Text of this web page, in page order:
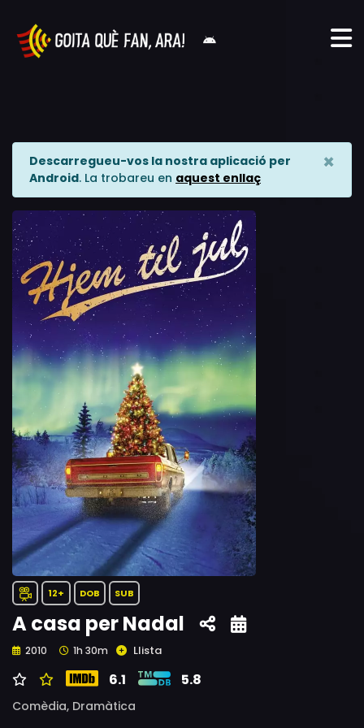
Descarregueu-vos la nostra aplicació per
Android. La trobareu en aquest enllaç
×
12+ DOB SUB
A casa per Nadal
2010 1h 30m Llista
6.1 5.8
Comèdia, Dramàtica